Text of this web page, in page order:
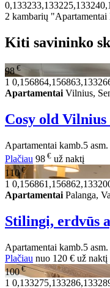
2 kambarių
Kiti savininko
98 €
1
Apartamentai Vilnius,
Cosy old
Apartamentai kamb.5 asm.
Plačiau 98 € už naktį
110€
1
Apartamentai Palanga,
Stilingi, erdvūs
Apartamentai kamb.5 asm.
Plačiau nuo 120 € už naktį
100€
1